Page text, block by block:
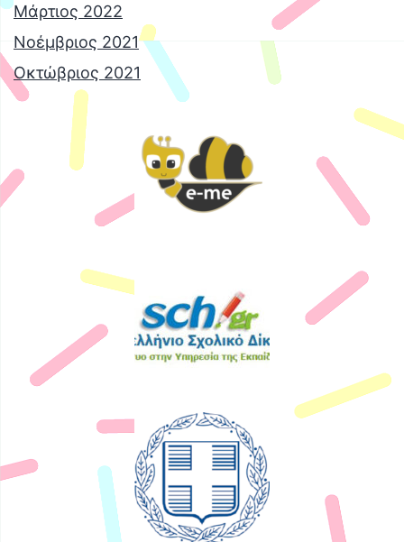
Μάρτιος 2022
Νοέμβριος 2021
Οκτώβριος 2021